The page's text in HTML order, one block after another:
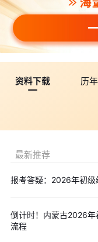
区初级经济师资格审核
二、全国统一核心
2、准考证打印：预
三、统一报名流程(
2、上传证件照：白
资料下载 历
最新推荐
报考答疑：2026年初
倒计时！内蒙古2026
流程